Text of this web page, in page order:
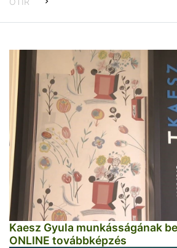
Kaesz Gyula munkásságának
ONLINE továbbképzés